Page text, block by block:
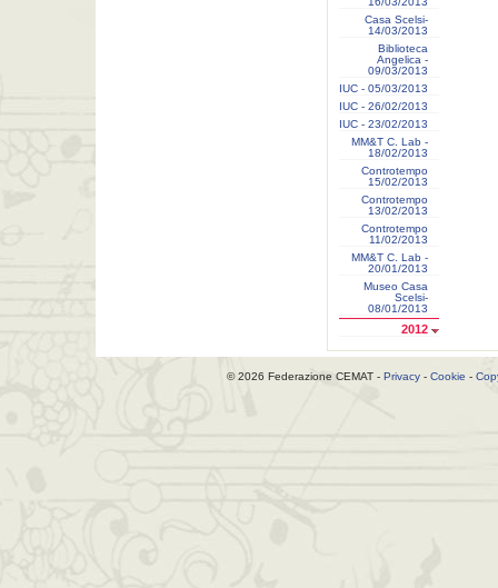
Casa Scelsi-
14/03/2013
Biblioteca
Angelica -
09/03/2013
IUC - 05/03/2013
IUC - 26/02/2013
IUC - 23/02/2013
MM&T C. Lab -
18/02/2013
Controtempo
15/02/2013
Controtempo
13/02/2013
Controtempo
11/02/2013
MM&T C. Lab -
20/01/2013
Museo Casa
Scelsi-
08/01/2013
2012
© 2026 Federazione CEMAT - Privacy- Cookie -